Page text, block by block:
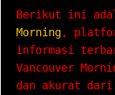
Berikut ini
Morning,
informasi
Vancouver
dan akurat dari